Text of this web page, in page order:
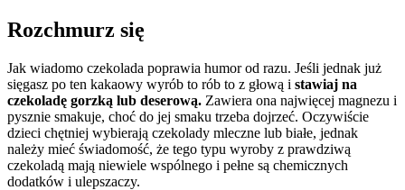
Rozchmurz się
Jak wiadomo czekolada poprawia humor od razu. Jeśli jednak już
sięgasz po ten kakaowy wyrób to rób to z głową i stawiaj na
czekoladę gorzką lub deserową. Zawiera ona najwięcej magnezu i
pysznie smakuje, choć do jej smaku trzeba dojrzeć. Oczywiście
dzieci chętniej wybierają czekolady mleczne lub białe, jednak
należy mieć świadomość, że tego typu wyroby z prawdziwą
czekoladą mają niewiele wspólnego i pełne są chemicznych
dodatków i ulepszaczy.